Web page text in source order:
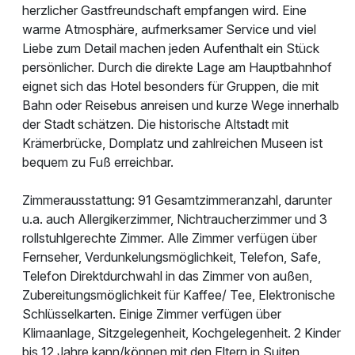
herzlicher Gastfreundschaft empfangen wird. Eine
warme Atmosphäre, aufmerksamer Service und viel
Liebe zum Detail machen jeden Aufenthalt ein Stück
persönlicher. Durch die direkte Lage am Hauptbahnhof
eignet sich das Hotel besonders für Gruppen, die mit
Bahn oder Reisebus anreisen und kurze Wege innerhalb
der Stadt schätzen. Die historische Altstadt mit
Krämerbrücke, Domplatz und zahlreichen Museen ist
bequem zu Fuß erreichbar.
Zimmerausstattung: 91 Gesamtzimmeranzahl, darunter
u.a. auch Allergikerzimmer, Nichtraucherzimmer und 3
rollstuhlgerechte Zimmer. Alle Zimmer verfügen über
Fernseher, Verdunkelungsmöglichkeit, Telefon, Safe,
Telefon Direktdurchwahl in das Zimmer von außen,
Zubereitungsmöglichkeit für Kaffee/ Tee, Elektronische
Schlüsselkarten. Einige Zimmer verfügen über
Klimaanlage, Sitzgelegenheit, Kochgelegenheit. 2 Kinder
bis 12 Jahre kann/können mit den Eltern in Suiten